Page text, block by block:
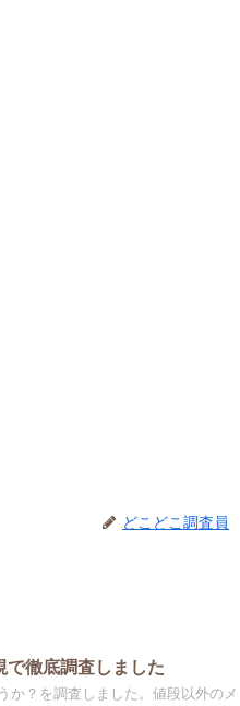
どこどこ調査員
で徹底調査しました
か？を調査しました。値段以外のメ